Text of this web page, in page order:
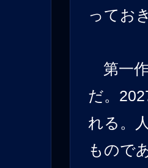
ってお
第一作
だ。
れる。
もので